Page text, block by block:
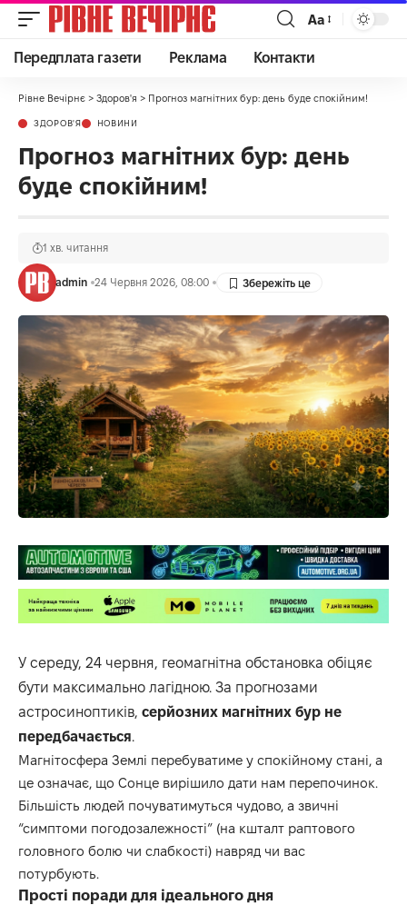
Аа
Передплата газети Реклама Контакти
Рівне Вечірнє > Здоров'я > Прогноз магнітних бур: день буде спокійним!
ЗДОРОВ'Я НОВИНИ
Прогноз магнітних бур: день
буде спокійним!
admin 24 Червня 2026, 08:00
1 хв. читання
У середу, 24 червня, геомагнітна обстановка обіцяє
бути максимально лагідною. За прогнозами
астросиноптиків, серйозних магнітних бур не
передбачається.
Магнітосфера Землі перебуватиме у спокійному стані, а
це означає, що Сонце вирішило дати нам перепочинок.
Більшість людей почуватимуться чудово, а звичні
“симптоми погодозалежності” (на кшталт раптового
головного болю чи слабкості) навряд чи вас
потурбують.
Прості поради для ідеального дня